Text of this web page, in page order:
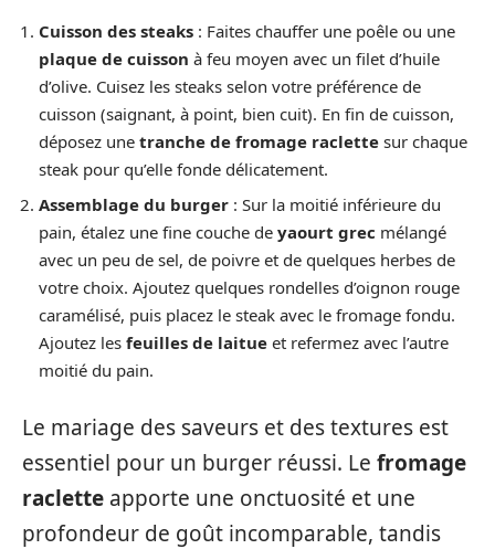
Cuisson des steaks : Faites chauffer une poêle ou une
plaque de cuisson à feu moyen avec un filet d’huile
d’olive. Cuisez les steaks selon votre préférence de
cuisson (saignant, à point, bien cuit). En fin de cuisson,
déposez une tranche de fromage raclette sur chaque
steak pour qu’elle fonde délicatement.
Assemblage du burger : Sur la moitié inférieure du
pain, étalez une fine couche de yaourt grec mélangé
avec un peu de sel, de poivre et de quelques herbes de
votre choix. Ajoutez quelques rondelles d’oignon rouge
caramélisé, puis placez le steak avec le fromage fondu.
Ajoutez les feuilles de laitue et refermez avec l’autre
moitié du pain.
Le mariage des saveurs et des textures est
essentiel pour un burger réussi. Le fromage
raclette apporte une onctuosité et une
profondeur de goût incomparable, tandis